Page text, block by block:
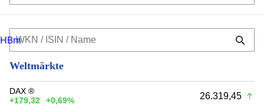
Weltmärkte
DAX ®
+179,32
+0,69% 26.319,45
HBm